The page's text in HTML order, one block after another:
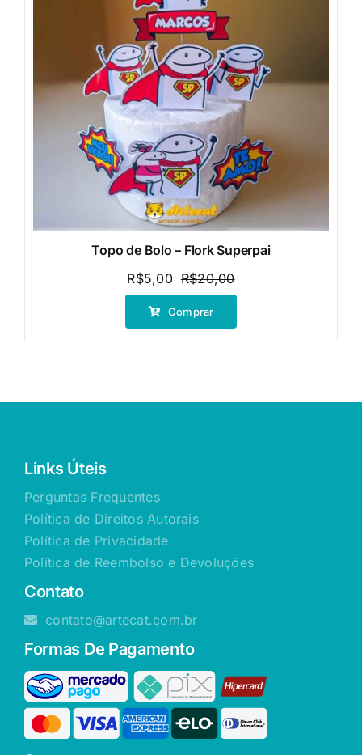
Topo de Bolo – Flork Superpai
R$20,00O
preço
era:
R$5,00
O
preço
é:
Comprar
Links Úteis
Perguntas Frequentes
Política de Direitos Autorais
Política de Privacidade
Política de Reembolso e Devoluções
Contato
contato@artecat.com.br
Formas De Pagamento